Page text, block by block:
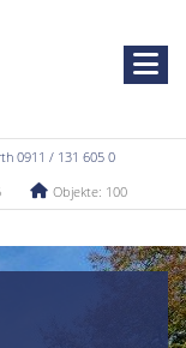
0911 / 131 605 0
Objekte: 100